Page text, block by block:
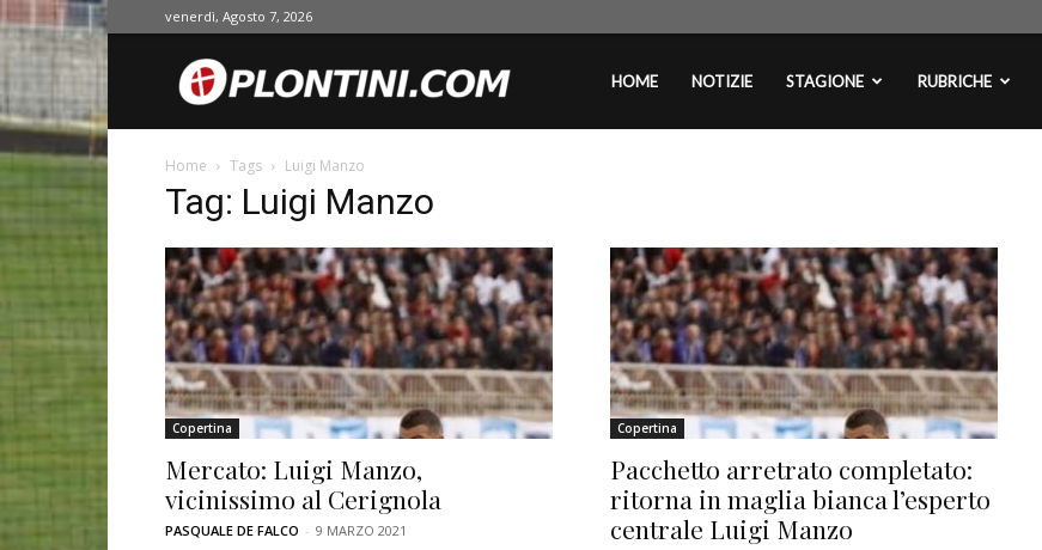
venerdì, Agosto 7, 2026
Oplontini.comHOME NOTIZIE STAGIONE RUBRICHE
Home Tags Luigi Manzo
Tag: Luigi Manzo
Copertina
Mercato: Luigi Manzo,
vicinissimo al Cerignola
PASQUALE DE FALCO - 9 MARZO 2021
Copertina
Pacchetto arretrato completato:
ritorna in maglia bianca l’esperto
centrale Luigi Manzo